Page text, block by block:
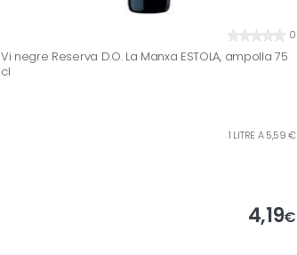
0
Vi negre Reserva D.O. La Manxa ESTOLA, ampolla 75
cl
1 LITRE A 5,59 €
4,19€